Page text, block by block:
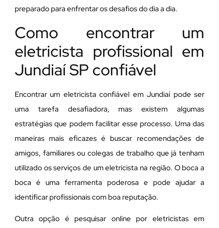
preparado para enfrentar os desafios do dia a dia.
Como encontrar um
eletricista profissional em
Jundiaí SP confiável
Encontrar um eletricista confiável em Jundiaí pode ser
uma tarefa desafiadora, mas existem algumas
estratégias que podem facilitar esse processo. Uma das
maneiras mais eficazes é buscar recomendações de
amigos, familiares ou colegas de trabalho que já tenham
utilizado os serviços de um eletricista na região. O boca a
boca é uma ferramenta poderosa e pode ajudar a
identificar profissionais com boa reputação.
Outra opção é pesquisar online por eletricistas em